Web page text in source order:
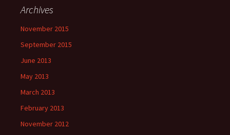
Archives
November 2015
September 2015
June 2013
May 2013
March 2013
February 2013
November 2012